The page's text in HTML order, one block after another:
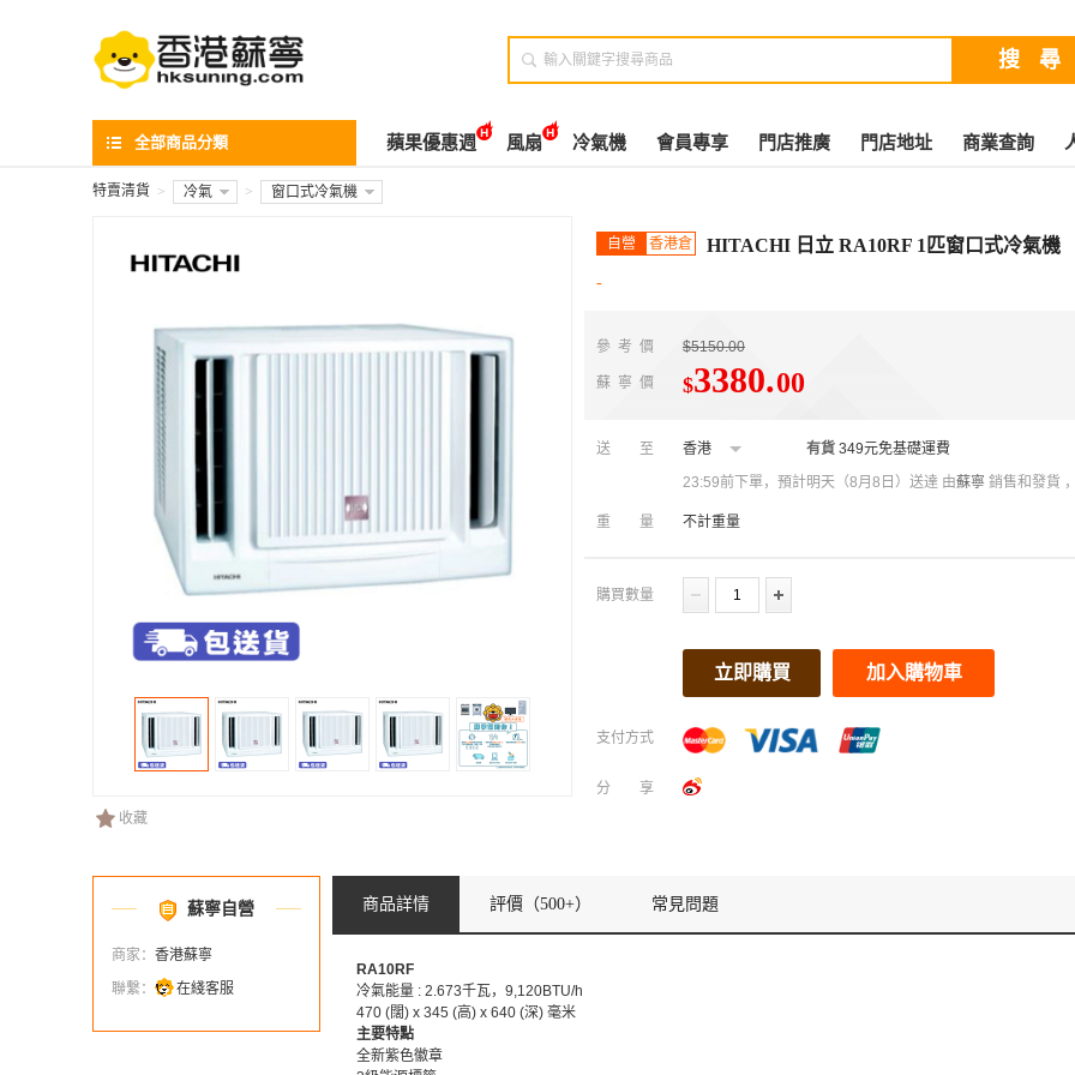

全部商品分類 蘋果優惠週 風扇 冷氣機 會員專享 門店推廣 門店地址 商業查詢
特賣清貨 > 冷氣 > 窗口式冷氣機
收藏
自營 香港倉 HITACHI 日立 RA10RF 1匹窗口式冷氣機
-
參考價 $5150.00
蘇寧價 $3380.00
送至 香港 有貨 349元免基礎運費
23:59前下單，預計明天（8月8日）送達 由蘇寧 銷售和發貨
重量 不計重量
購買數量
立即購買 加入購物車
支付方式
分享
蘇寧自營
商家： 香港蘇寧
聯繫：
在綫客服
商品詳情 評價 （500+） 常見問題
RA10RF
冷氣能量 : 2.673千瓦，9,120BTU/h
470 (闊) x 345 (高) x 640 (深) 毫米
主要特點
全新紫色徽章